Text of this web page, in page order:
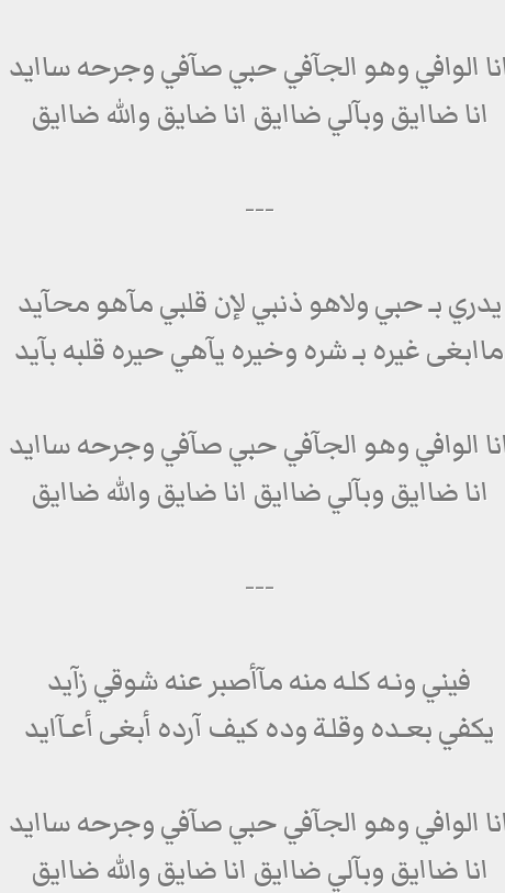
الوافي وهو الجآفي حبي صآفي وجرحه ساايد
انا ضاايق وبآلي ضاايق انا ضايق والله ضاايق
---
يدري بـ حبي ولاهو ذنبي لإن قلبي مآهو محآيد
ماابغى غيره بـ شره وخيره يآهي حيره قلبه بآيد
الوافي وهو الجآفي حبي صآفي وجرحه ساايد
انا ضاايق وبآلي ضاايق انا ضايق والله ضاايق
---
فيني ونـه كلـه منه مآأصبر عنه شوقي زآيد
يكفي بعـده وقلـة وده كيف آرده أبغى أعـآايد
الوافي وهو الجآفي حبي صآفي وجرحه ساايد
انا ضاايق وبآلي ضاايق انا ضايق والله ضاايق